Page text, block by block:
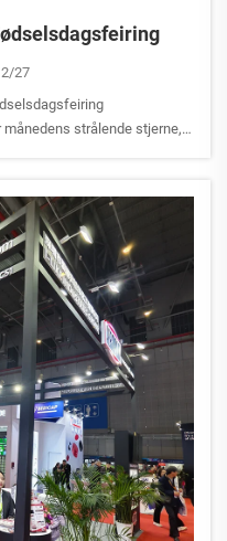
27
strålende stjerne,